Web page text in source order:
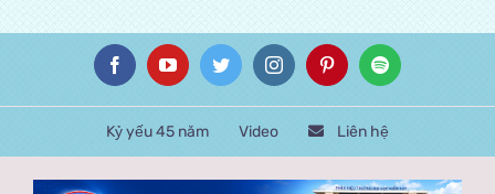
content
FacebookYouTubeTwitterInstagramPinterestSpotify
Kỷ yếu 45 năm Video Liên hệ